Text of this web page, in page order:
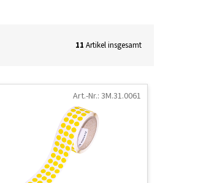
11 Artikel insgesamt
Art.-Nr.: 3M.31.0061